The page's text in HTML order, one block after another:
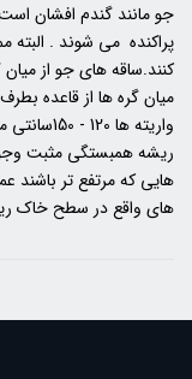
پراکنده می شوند .
کنند.ساقه های جو از
میان گره ها از قاعده
واریته
ریشه همبستگی مثبت
هایی که مرتفع تر باشند
های واقع در سطح خاک